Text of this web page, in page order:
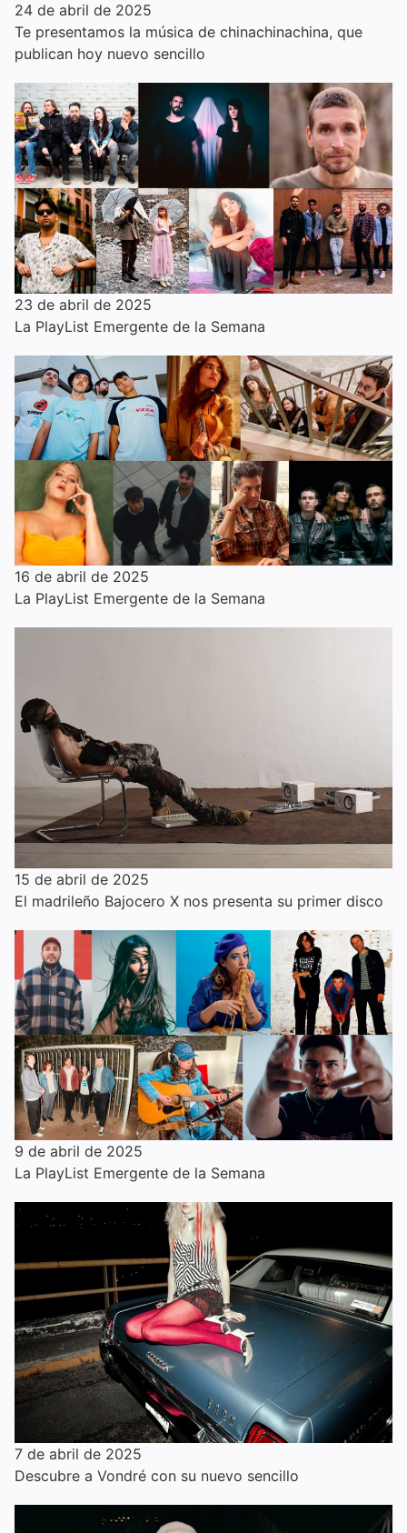
24 de abril de 2025
Te presentamos la música de chinachinachina, que
publican hoy nuevo sencillo
23 de abril de 2025
La PlayList Emergente de la Semana
16 de abril de 2025
La PlayList Emergente de la Semana
15 de abril de 2025
El madrileño Bajocero X nos presenta su primer disco
9 de abril de 2025
La PlayList Emergente de la Semana
7 de abril de 2025
Descubre a Vondré con su nuevo sencillo